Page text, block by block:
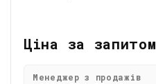
Ціна за запитом
Менеджер з продажів